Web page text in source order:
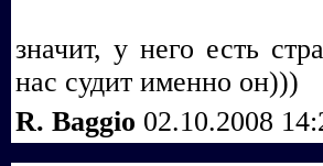
значит, у него есть
нас судит именно он)))
R. Baggio 02.10.2008